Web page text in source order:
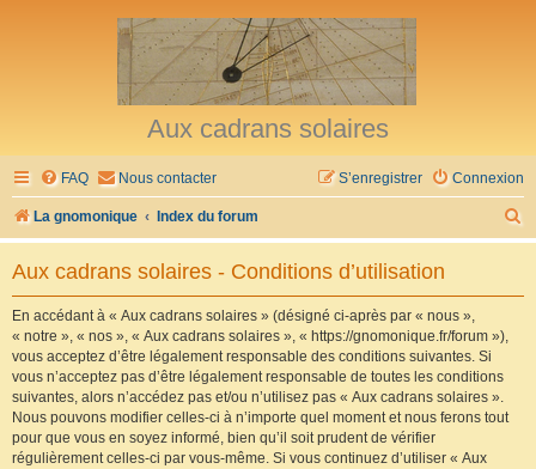
Aux cadrans solaires
FAQ Nous contacter Connexion
S’enregistrer
La gnomonique Index du forum
e
Aux cadrans solaires - Conditions d’utilisation
En accédant à « Aux cadrans solaires » (désigné ci-après par « nous »,
« notre », « nos », « Aux cadrans solaires », « https://gnomonique.fr/forum »),
vous acceptez d’être légalement responsable des conditions suivantes. Si
vous n’acceptez pas d’être légalement responsable de toutes les conditions
suivantes, alors n’accédez pas et/ou n’utilisez pas « Aux cadrans solaires ».
Nous pouvons modifier celles-ci à n’importe quel moment et nous ferons tout
pour que vous en soyez informé, bien qu’il soit prudent de vérifier
régulièrement celles-ci par vous-même. Si vous continuez d’utiliser « Aux